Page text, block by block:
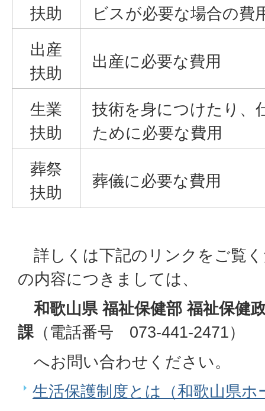
扶助
ビスが必要な場合の費
出産
扶助
出産に必要な費用
生業
扶助
技術を身につけたり、
ために必要な費用
葬祭
扶助
葬儀に必要な費用
詳しくは下記のリンクをご覧
の内容につきましては、
和歌山県 福祉保健部 福祉保健
課（電話番号 073-441-2471）
へお問い合わせください。
生活保護制度とは（和歌山県ホ